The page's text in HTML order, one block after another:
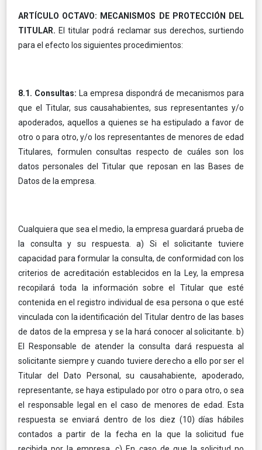
ARTÍCULO OCTAVO: MECANISMOS DE PROTECCIÓN DEL
TITULAR. El titular podrá reclamar sus derechos, surtiendo
para el efecto los siguientes procedimientos:
8.1. Consultas: La empresa dispondrá de mecanismos para
que el Titular, sus causahabientes, sus representantes y/o
apoderados, aquellos a quienes se ha estipulado a favor de
otro o para otro, y/o los representantes de menores de edad
Titulares, formulen consultas respecto de cuáles son los
datos personales del Titular que reposan en las Bases de
Datos de la empresa.
Cualquiera que sea el medio, la empresa guardará prueba de
la consulta y su respuesta. a) Si el solicitante tuviere
capacidad para formular la consulta, de conformidad con los
criterios de acreditación establecidos en la Ley, la empresa
recopilará toda la información sobre el Titular que esté
contenida en el registro individual de esa persona o que esté
vinculada con la identificación del Titular dentro de las bases
de datos de la empresa y se la hará conocer al solicitante. b)
El Responsable de atender la consulta dará respuesta al
solicitante siempre y cuando tuviere derecho a ello por ser el
Titular del Dato Personal, su causahabiente, apoderado,
representante, se haya estipulado por otro o para otro, o sea
el responsable legal en el caso de menores de edad. Esta
respuesta se enviará dentro de los diez (10) días hábiles
contados a partir de la fecha en la que la solicitud fue